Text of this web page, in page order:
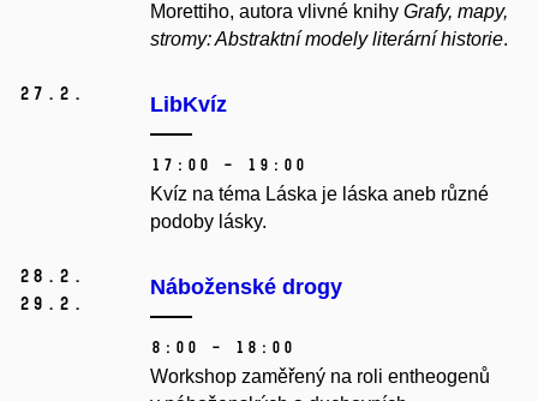
Morettiho, autora vlivné knihy Grafy, mapy,
stromy: Abstraktní modely literární historie.
27. 2. LibKvíz
17:00 – 19:00
Kvíz na téma Láska je láska aneb různé
podoby lásky.
28. 2.
29. 2.
Náboženské drogy
8:00 – 18:00
Workshop zaměřený na roli entheogenů